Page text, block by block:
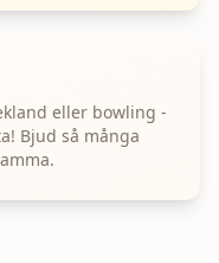
eller bowling -
Bjud så många